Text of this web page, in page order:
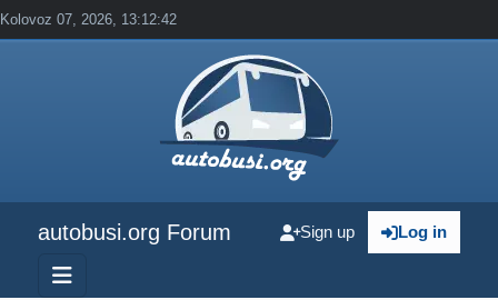
Kolovoz 07, 2026, 13:12:42
autobusi.org Forum Log in
Sign up